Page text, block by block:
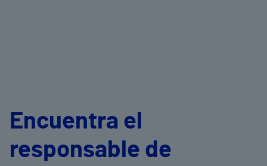
Encuentra el
responsable de